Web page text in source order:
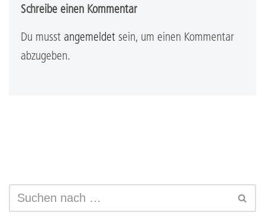
Schreibe einen Kommentar
Du musst angemeldet sein, um einen Kommentar
abzugeben.